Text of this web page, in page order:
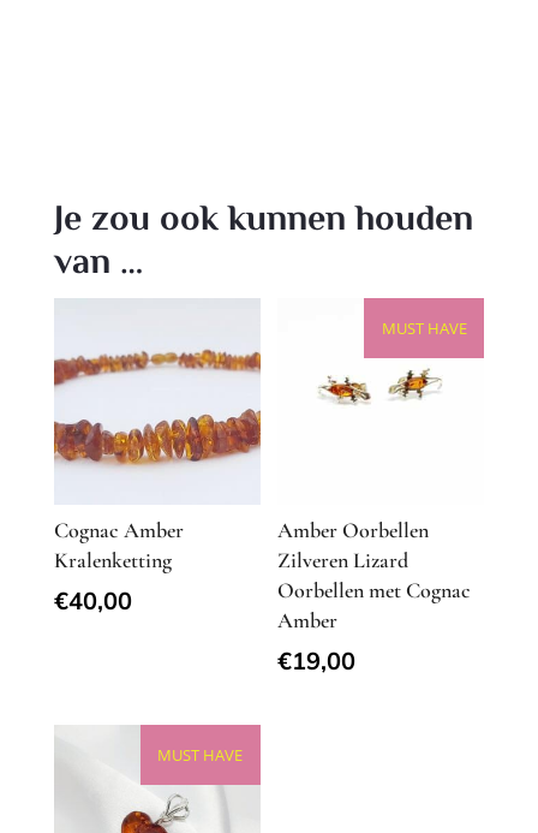
Je zou ook kunnen houden
van …
Cognac Amber
Kralenketting
€40,00
MUST HAVE
Amber Oorbellen
Zilveren Lizard
Oorbellen met Cognac
Amber
€19,00
MUST HAVE